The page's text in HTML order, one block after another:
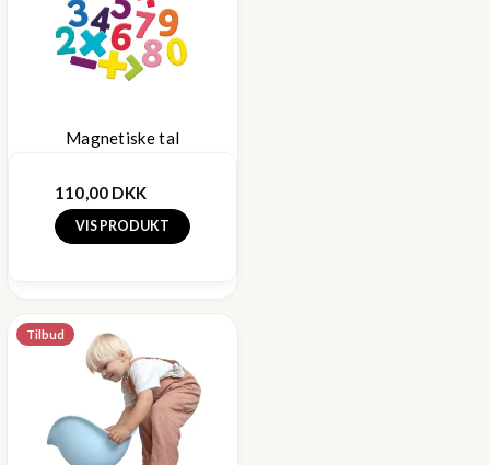
Magnetiske tal
110,00 DKK
VIS PRODUKT
Tilbud